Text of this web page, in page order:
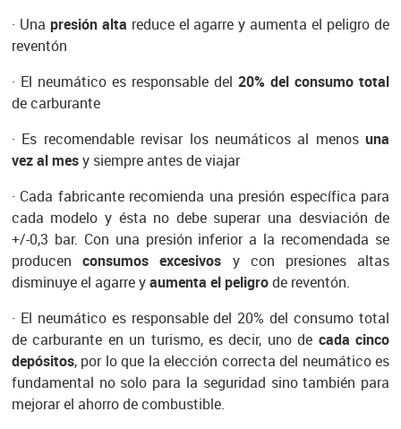
· Una presión alta reduce el agarre y aumenta el peligro de
reventón
· El neumático es responsable del20% del consumo total
de carburante
· Es recomendable revisar los neumáticos al menosuna
vez al mesy siempre antes de viajar
· Cada fabricante recomienda una presión específica para
cada modelo y ésta no debe superar una desviación de
+/-0,3 bar. Con una presión inferior a la recomendada se
producenconsumos excesivos y con presiones altas
disminuye el agarre yaumenta el peligrode reventón.
· El neumático es responsable del 20% del consumo total
de carburante en un turismo, es decir, uno de cada cinco
depósitos, por lo que la elección correcta del neumático es
fundamental no solo para la seguridad sino también para
mejorar el ahorro de combustible.